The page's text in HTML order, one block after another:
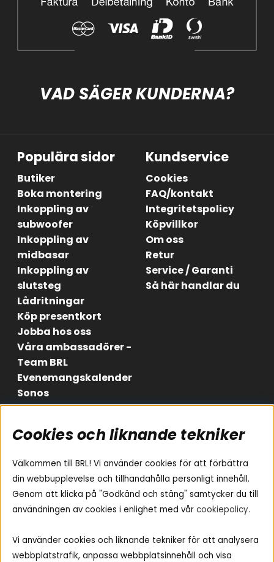
VAD SÄGER KUNDERNA?
Populära sidor
Butiker
Boka montering
Inkoppling av
subwoofer
Inkoppling av
midbasar
Inkoppling av
slutsteg
Lådritningar
Köp presentkort
Jobba hos oss
Våra ambassadörer -
Team BRL
Evenemangskalender
Sonos
Kundservice
Cookies
FAQ/kontakt
Integritetspolicy
Köpvillkor
Om oss
Retur
Service / Garanti
Så här handlar du
Områden
Billjud
Hemmaljud
Medarbetare
Vad passar i min bil
Yamaha Musiccast
Ljud till A-traktorn
Ljud till båten
Följ oss
Instagram
Facebook
Youtube
Cookies och liknande tekniker
Välkommen till BRL! Vi använder cookies för att förbättra
din webbupplevelse och tillhandahålla personligt innehåll.
Genom att klicka på "Godkänd och stäng" samtycker du till
användningen av cookies i enlighet med vår cookiepolicy.
Vi använder cookies och liknande tekniker för att analysera
webbplatstrafik, anpassa webbplatsinnehåll och visa